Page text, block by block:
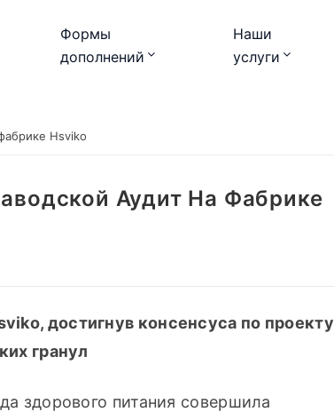
Формы
дополнений
Наши
услуги
Hsviko
Аудит На Фабрике
достигнув консенсуса по проекту
гранул
здорового питания совершила